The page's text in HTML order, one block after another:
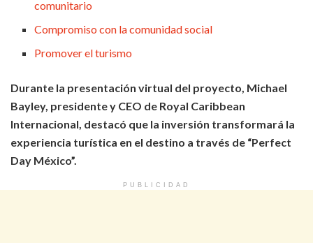
comunitario
Compromiso con la comunidad social
Promover el turismo
Durante la presentación virtual del proyecto, Michael
Bayley, presidente y CEO de Royal Caribbean
Internacional, destacó que la inversión transformará la
experiencia turística en el destino a través de “Perfect
Day México”.
PUBLICIDAD